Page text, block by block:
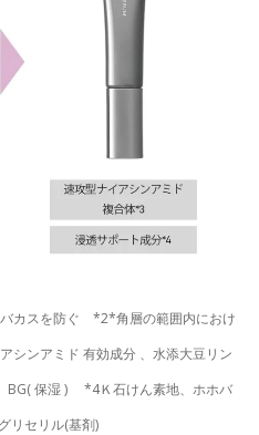
カスを防ぐ *2*角層の範囲内におけ
ンアミド 有効成分 、水添大豆リン
BG( 保湿 ) *4Ｋ石けん素地、ホホバ
リセリル(基剤)